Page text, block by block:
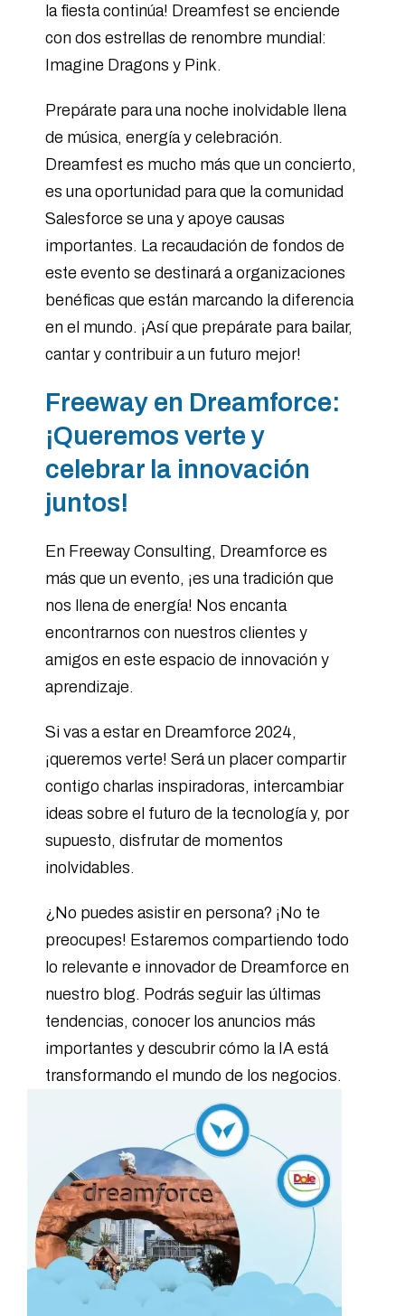
la fiesta continúa! Dreamfest se enciende
con dos estrellas de renombre mundial:
Imagine Dragons y Pink.
Prepárate para una noche inolvidable llena
de música, energía y celebración.
Dreamfest es mucho más que un concierto,
es una oportunidad para que la comunidad
Salesforce se una y apoye causas
importantes. La recaudación de fondos de
este evento se destinará a organizaciones
benéficas que están marcando la diferencia
en el mundo. ¡Así que prepárate para bailar,
cantar y contribuir a un futuro mejor!
Freeway en Dreamforce:
¡Queremos verte y
celebrar la innovación
juntos!
En Freeway Consulting, Dreamforce es
más que un evento, ¡es una tradición que
nos llena de energía! Nos encanta
encontrarnos con nuestros clientes y
amigos en este espacio de innovación y
aprendizaje.
Si vas a estar en Dreamforce 2024,
¡queremos verte! Será un placer compartir
contigo charlas inspiradoras, intercambiar
ideas sobre el futuro de la tecnología y, por
supuesto, disfrutar de momentos
inolvidables.
¿No puedes asistir en persona? ¡No te
preocupes! Estaremos compartiendo todo
lo relevante e innovador de Dreamforce en
nuestro blog. Podrás seguir las últimas
tendencias, conocer los anuncios más
importantes y descubrir cómo la IA está
transformando el mundo de los negocios.